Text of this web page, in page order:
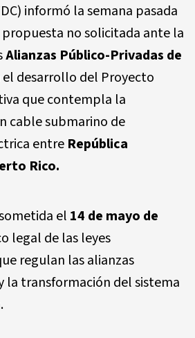
informó la semana pasada
no solicitada ante la
Alianzas Público-Privadas de
el desarrollo del Proyecto
que contempla la
cable submarino de
entre República
Rico.
el 14 de mayo de
legal de las leyes
regulan las alianzas
la transformación delsistema